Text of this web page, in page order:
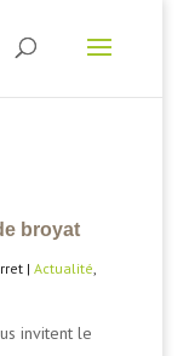
broyat
|Actualité,
invitent le